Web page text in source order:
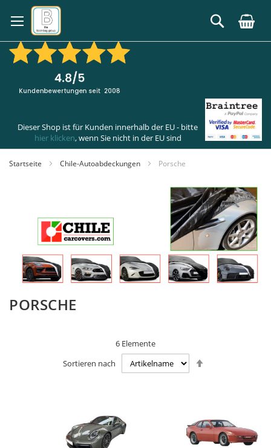
Inhalt
springen
Suche
Dieser Shop ist für Kunden innerhalb der EU - bitte
hier klicken, wenn Sie nicht in der EU sind
Startseite Chile-Autoabdeckungen Porsche
PORSCHE
6 Elemente
Sortieren nach